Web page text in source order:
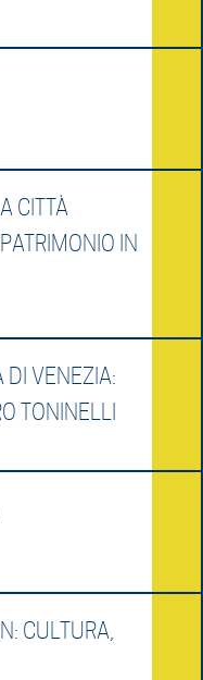
CITTÀ
IN
DI VENEZIA:
TONINELLI
CULTURA,